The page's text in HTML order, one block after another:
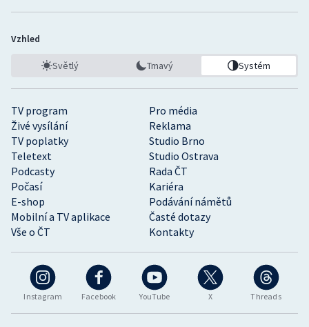
Instagram Facebook YouTube X Threads
TV program
Pro média
Živé vysílání
Reklama
TV poplatky
Studio Brno
Teletext
Studio Ostrava
Podcasty
Rada ČT
Počasí
Kariéra
E-shop
Podávání námětů
Mobilní a TV aplikace
Časté dotazy
Vše o ČT
Kontakty
Vzhled
Světlý Tmavý Systém